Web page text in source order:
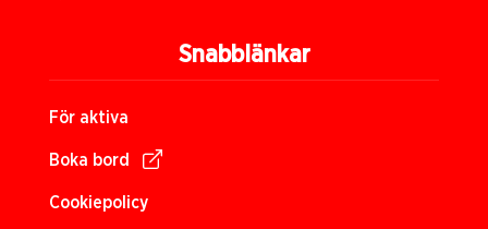
Snabblänkar
För aktiva
Boka bord
Cookiepolicy